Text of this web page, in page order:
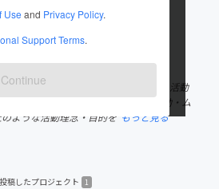
Use and Privacy Policy.
Support Terms.
Continue
のプロジェクトを投稿しています
府
府
念「成長」「自己成長の場の創出」 活動
って諸問題の解決となる第一歩の活動・ム
ような活動理念・目的を もっと見る
投稿したプロジェクト 1